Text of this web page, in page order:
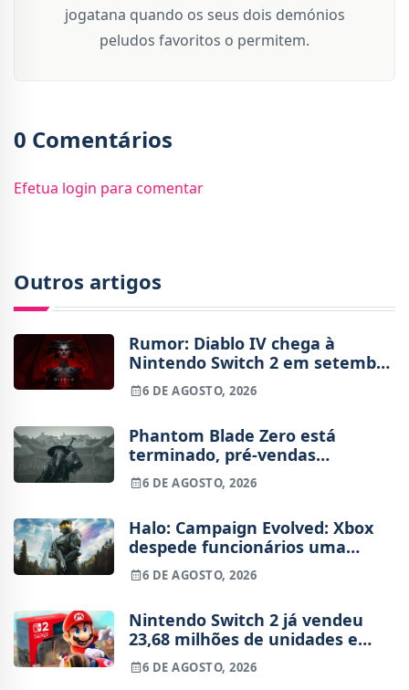
jogatana quando os seus dois demónios
peludos favoritos o permitem.
0 Comentários
Efetua login para comentar
Outros artigos
Rumor: Diablo IV chega à
Nintendo Switch 2 em setembro
e vai custar o preço de um jogo
novo
6 DE AGOSTO, 2026
Phantom Blade Zero está
terminado, pré-vendas
começam na próxima semana
6 DE AGOSTO, 2026
Halo: Campaign Evolved: Xbox
despede funcionários uma
semana após o lançamento
6 DE AGOSTO, 2026
Nintendo Switch 2 já vendeu
23,68 milhões de unidades e
está 4 milhões à frente da
Switch original no mesmo
6 DE AGOSTO, 2026